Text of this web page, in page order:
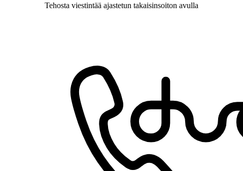
Tehosta viestintää ajastetun takaisinsoiton avulla